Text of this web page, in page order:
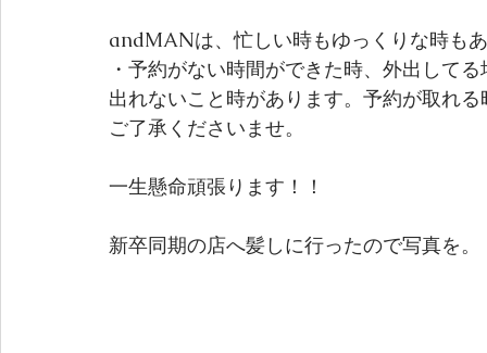
andMANは、忙しい時もゆっくりな時も
・予約がない時間ができた時、外出して
出れないこと時があります。予約が取れ
ご了承くださいませ。
一生懸命頑張ります！！
新卒同期の店へ髪しに行ったので写真を。